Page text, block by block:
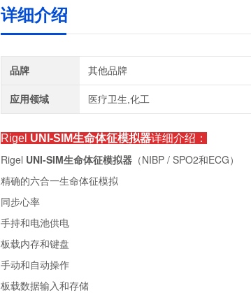
详细介绍
品牌 其他品牌
应用领域 医疗卫生,化工
Rigel UNI-SIM生命体征模拟器详细介绍：
Rigel UNI-SIM生命体征模拟器（NIBP / SPO2和ECG）
精确的六合一生命体征模拟
同步心率
手持和电池供电
板载内存和键盘
手动和自动操作
板载数据输入和存储